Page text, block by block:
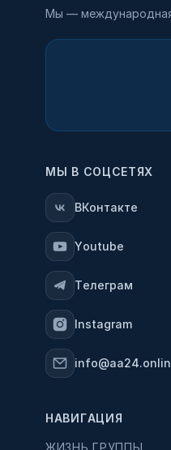
Мы — международная
МЫ В СОЦСЕТЯХ
ВКонтакте
Youtube
Телеграм
Instagram
НАВИГАЦИЯ